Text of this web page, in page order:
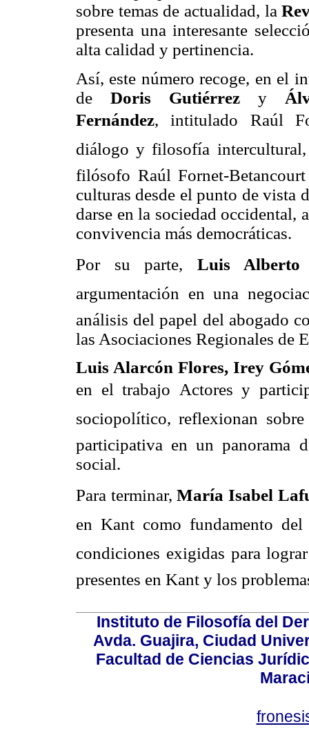
sobre temas de actualidad, la
presenta una interesante
alta calidad y pertinencia.
Así, este número recoge, en el
de Doris Gutiérrez y
Fernández, intitulado Raúl
diálogo y filosofía
filósofo Raúl Fornet-
culturas desde el punto de vista
darse en la sociedad occidental,
convivencia más democráticas.
Por su parte, Luis Alberto
argumentación en una
análisis del papel del abogado
las Asociaciones Regionales de
Luis Alarcón Flores, Irey
en el trabajo Actores y
sociopolítico, reflexionan
participativa en un panorama
social.
Para terminar,María Isabel
en Kant como fundamento del
condiciones exigidas para
presentes en Kant y los
Instituto de Filosofía del
Avda. Guajira, Ciudad
Facultad de Ciencias